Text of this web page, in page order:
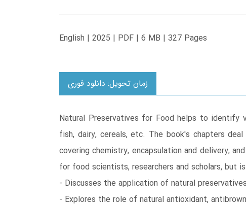
English | 2025 | PDF | 6 MB | 327 Pages
زمان تحویل: دانلود فوری
Natural Preservatives for Food helps to identify
fish, dairy, cereals, etc. The book's chapters
covering chemistry, encapsulation and delivery,
for food scientists, researchers and scholars, but
- Discusses the application of natural
- Explores the role of natural antioxidant,